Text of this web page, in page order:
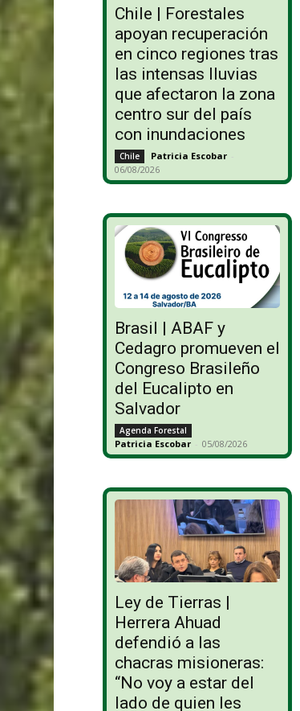
Chile | Forestales
apoyan recuperación
en cinco regiones tras
las intensas lluvias
que afectaron la zona
centro sur del país
con inundaciones
Chile Patricia Escobar -
06/08/2026
Brasil | ABAF y
Cedagro promueven el
Congreso Brasileño
del Eucalipto en
Salvador
Agenda Forestal
Patricia Escobar - 05/08/2026
Ley de Tierras |
Herrera Ahuad
defendió a las
chacras misioneras:
“No voy a estar del
lado de quien les